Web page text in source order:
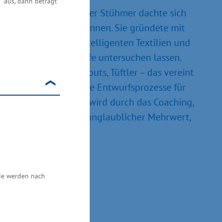
werden nach
Esther Stühmer dachte sich
noch mehr können. Sie gründete mit
Brücke zwischen intelligenten Textilien und
auf seine Marktreife untersuchen lassen.
Berater, Trendscouts, Tüftler – das vereint
zu schaffen und neue Entwurfsprozesse für
und das Komplexe wird durch das Coaching,
es und das ist ein unglaublicher Mehrwert,